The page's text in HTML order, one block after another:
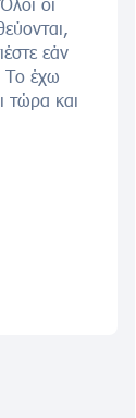
εάν
Το έχω
τώρα και